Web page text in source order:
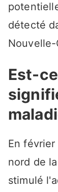
détecté
Nouvelle-
Est-
En
nord de
stimulé